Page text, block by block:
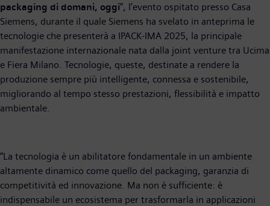
packaging di domani, oggi”, l’evento ospitato presso Casa
Siemens, durante il quale Siemens ha svelato in anteprima le
tecnologie che presenterà a IPACK-IMA 2025, la principale
manifestazione internazionale nata dalla joint venture tra Ucima
e Fiera Milano. Tecnologie, queste, destinate a rendere la
produzione sempre più intelligente, connessa e sostenibile,
migliorando al tempo stesso prestazioni, flessibilità e impatto
ambientale.
“La tecnologia è un abilitatore fondamentale in un ambiente
altamente dinamico come quello del packaging, garanzia di
competitività ed innovazione. Ma non è sufficiente: è
indispensabile un ecosistema per trasformarla in applicazioni